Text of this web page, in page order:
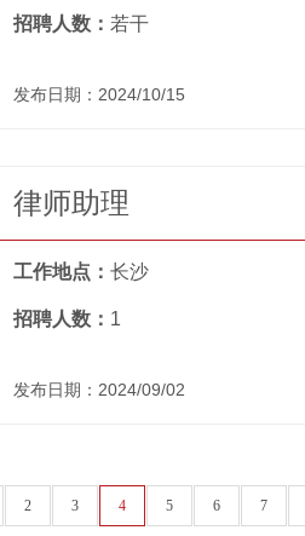
招聘人数： 若干
发布日期：2024/10/15
律师助理
工作地点： 长沙
招聘人数： 1
发布日期：2024/09/02
2 3 4 5 6 7